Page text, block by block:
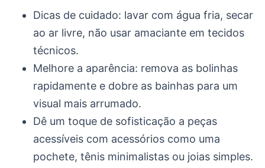
Dicas de cuidado: lavar com água fria, secar
ao ar livre, não usar amaciante em tecidos
técnicos.
Melhore a aparência: remova as bolinhas
rapidamente e dobre as bainhas para um
visual mais arrumado.
Dê um toque de sofisticação a peças
acessíveis com acessórios como uma
pochete, tênis minimalistas ou joias simples.